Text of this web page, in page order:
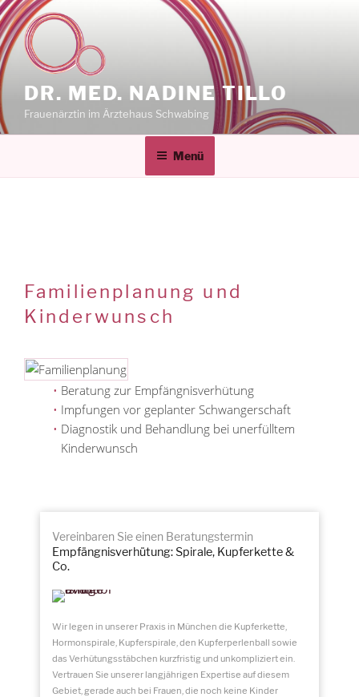
Zum
Inhalt
springen
DR. MED. NADINE TILLO
Frauenärztin im Ärztehaus Schwabing
Menü
Familienplanung und
Kinderwunsch
Beratung zur Empfängnisverhütung
Impfungen vor geplanter Schwangerschaft
Diagnostik und Behandlung bei unerfülltem
Kinderwunsch
Vereinbaren Sie einen Beratungstermin
Empfängnisverhütung: Spirale, Kupferkette &
Co.
Wir legen in unserer Praxis in München die Kupferkette,
Hormonspirale, Kupferspirale, den Kupferperlenball sowie
das Verhütungsstäbchen kurzfristig und unkompliziert ein.
Vertrauen Sie unserer langjährigen Expertise auf diesem
Gebiet, gerade auch bei Frauen, die noch keine Kinder